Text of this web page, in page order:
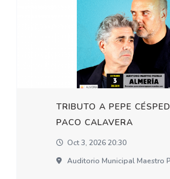
TRIBUTO A PEPE
PACO CALAVERA
Oct 3, 2026 20:30
Auditorio Municipal Maestro